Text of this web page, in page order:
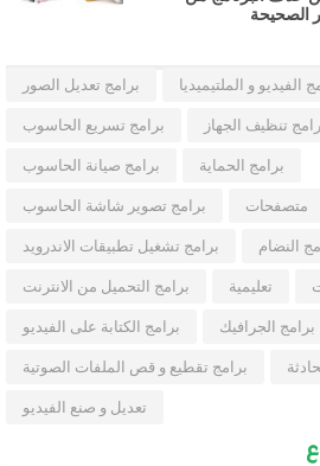
الصحيحة
برامج تعديل الصور الفيديو و الملتيميديا
برامج تسريع الحاسوب تنظيف الجهاز
برامج صيانة الحاسوب برامج الحماية
برامج تصوير شاشة الحاسوب متصفحات
برامج تشغيل تطبيقات الاندرويد النضام
برامج التحميل من الانترنت تعليمية
برامج الكتابة على الفيديو برامج الجرافيك
برامج تقطيع و قص الملفات الصوتية
تعديل و صنع الفيديو